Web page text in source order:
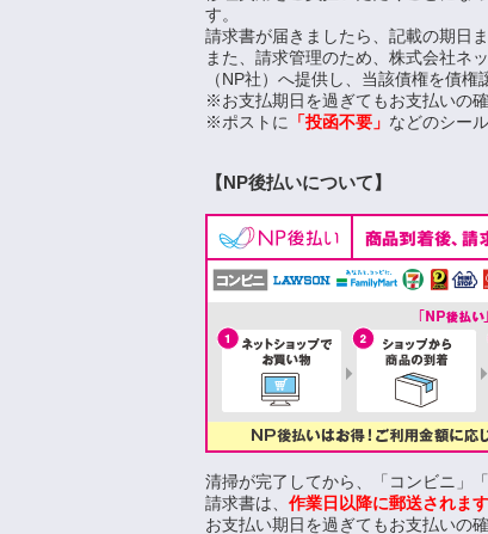
す。
請求書が届きましたら、記載の期日
また、請求管理のため、株式会社ネ
（NP社）へ提供し、当該債権を債権
※お支払期日を過ぎてもお支払いの
※ポストに
「投函不要」 などのシー
【NP後払いについて】
清掃が完了してから、「コンビニ」
請求書は、 作業日以降に郵送されます
お支払い期日を過ぎてもお支払いの